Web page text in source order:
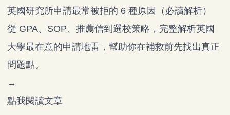
英國研究所申請最常被拒的 6 種原因（必讀解析）
從 GPA、SOP、推薦信到選校策略，完整解析英國
大學最在意的申請地雷，幫助你在補救前先找出真正
問題點。
→
點我閱讀文章